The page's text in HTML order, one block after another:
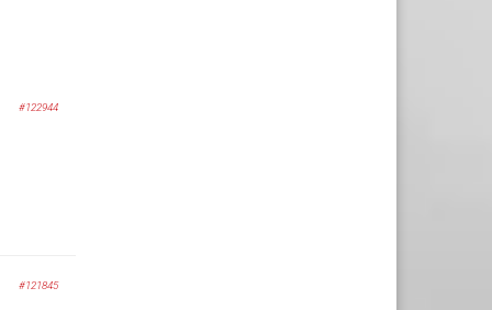
#122944
#121845